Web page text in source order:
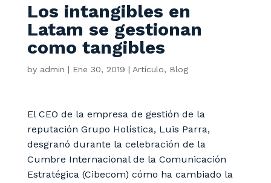
Los intangibles en
Latam se gestionan
como tangibles
by admin | Ene 30, 2019 | Artículo, Blog
El CEO de la empresa de gestión de la
reputación Grupo Holística, Luis Parra,
desgranó durante la celebración de la
Cumbre Internacional de la Comunicación
Estratégica (Cibecom) cómo ha cambiado la